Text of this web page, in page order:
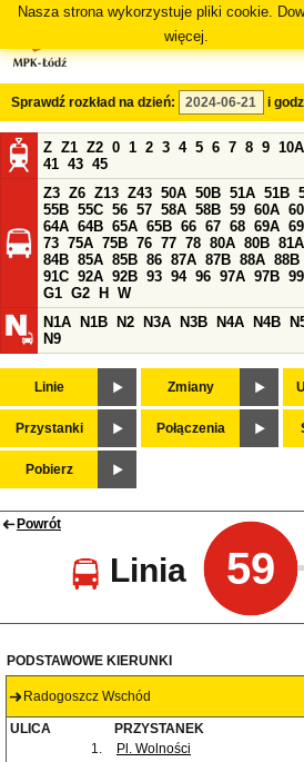
Nasza strona wykorzystuje pliki cookie.
więcej.
Sprawdź rozkład na dzień: i
Z Z1 Z2 0 1 2 3 4 5 6 7 8 9 10A
41 43 45
Z3 Z6 Z13 Z43 50A 50B 51A 51B
55B 55C 56 57 58A 58B 59 60A
64A 64B 65A 65B 66 67 68 69A
73 75A 75B 76 77 78 80A 80B 81A
84B 85A 85B 86 87A 87B 88A 88B
91C 92A 92B 93 94 96 97A 97B 99
G1 G2 H
W
N1A
N1B N2 N3A N3B N4A N4B
N9
Linie Zmiany
Przystanki Połączenia
Pobierz
Powrót
Linia 59
PODSTAWOWE KIERUNKI
Radogoszcz Wschód
ULICA PRZYSTANEK
1.
Pl. Wolności